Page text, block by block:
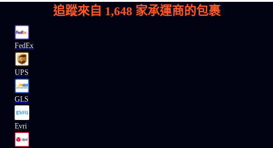
追蹤來自 1,648家承運商的包裹
FedEx
UPS
GLS
Evri